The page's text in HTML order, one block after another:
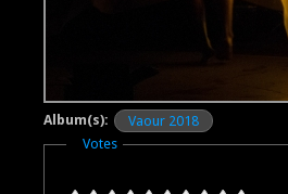
Album(s):
Vaour 2018
Masquer
Votes